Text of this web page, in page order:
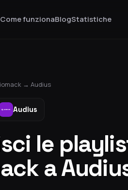
Come funzionaBlogStatistiche
→ Audius
Audius
le
a